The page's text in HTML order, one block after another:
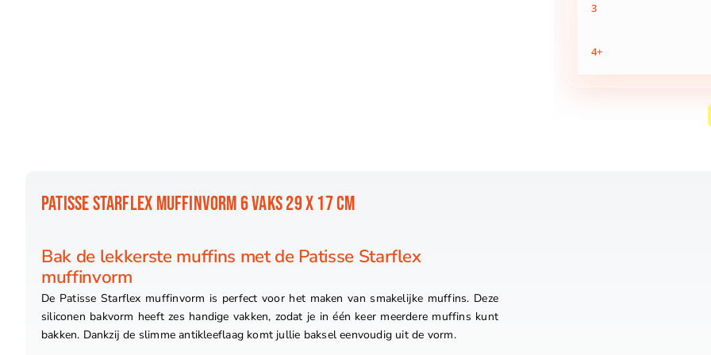
3
4+
PATISSE STARFLEX MUFFINVORM 6 VAKS 29 X 17 CM
Bak de lekkerste muffins met de Patisse Starflex
muffinvorm
De Patisse Starflex muffinvorm is perfect voor het maken van smakelijke muffins. Deze
siliconen bakvorm heeft zes handige vakken, zodat je in één keer meerdere muffins kunt
bakken. Dankzij de slimme antikleeflaag komt jullie baksel eenvoudig uit de vorm.